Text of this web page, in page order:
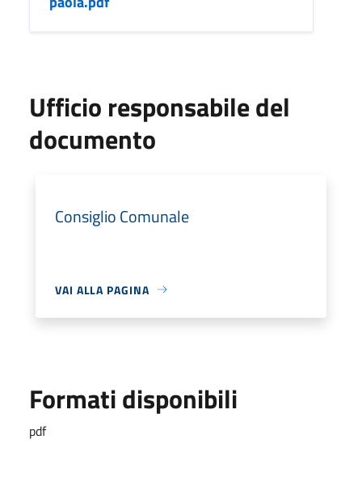
Ufficio responsabile del
documento
Consiglio Comunale
VAI ALLA PAGINA
Formati disponibili
pdf